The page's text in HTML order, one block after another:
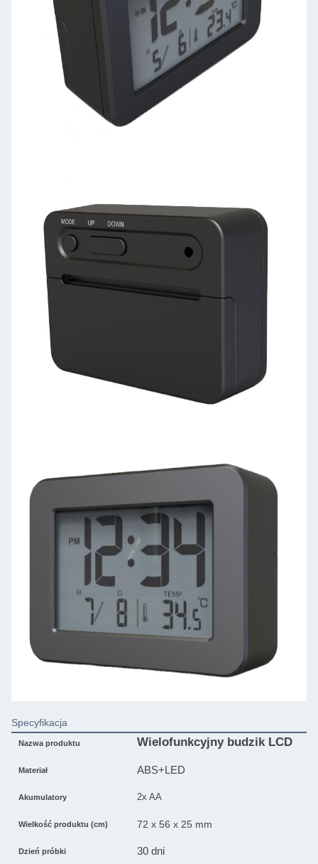
Specyfikacja
Nazwa produktu Wielofunkcyjny budzik LCD
Materiał ABS+LED
Akumulatory 2x AA
Wielkość produktu (cm) 72 x 56 x 25 mm
Dzień próbki 30 dni